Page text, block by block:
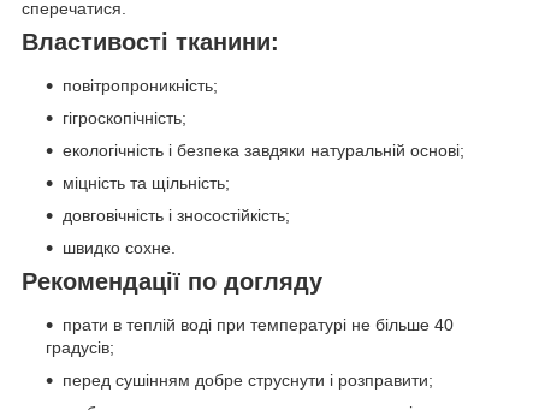
сперечатися.
Властивості тканини:
повітропроникність;
гігроскопічність;
екологічність і безпека завдяки натуральній основі;
міцність та щільність;
довговічність і зносостійкість;
швидко сохне.
Рекомендації по догляду
прати в теплій воді при температурі не більше 40
градусів;
перед сушінням добре струснути і розправити;